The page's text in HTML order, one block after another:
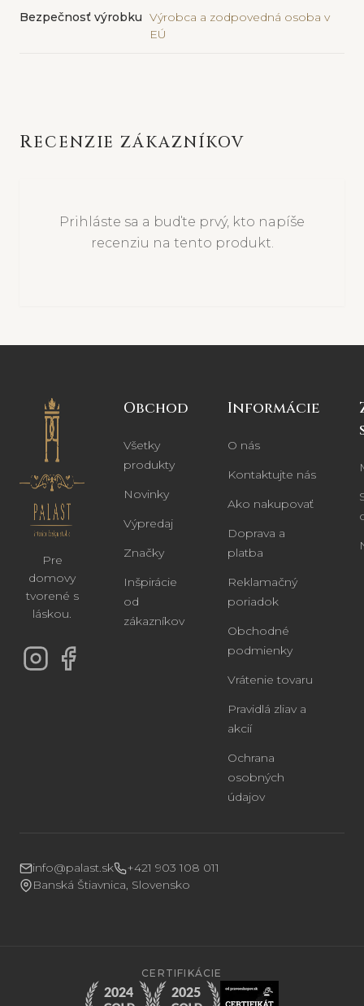
Bezpečnosť výrobku Výrobca a zodpovedná osoba v
EÚ
RECENZIE ZÁKAZNÍKOV
Prihláste sa a buďte prvý, kto napíše
recenziu na tento produkt.
Pre
domovy
tvorené s
láskou.
Obchod
Všetky
produkty
Novinky
Výpredaj
Značky
Inšpirácie
od
zákazníkov
Informácie
O nás
Kontaktujte nás
Ako nakupovať
Doprava a
platba
Reklamačný
poriadok
Obchodné
podmienky
Vrátenie tovaru
Pravidlá zliav a
akcií
Ochrana
osobných
údajov
info@palast.sk
+421 903 108 011
Banská Štiavnica, Slovensko
CERTIFIKÁCIE